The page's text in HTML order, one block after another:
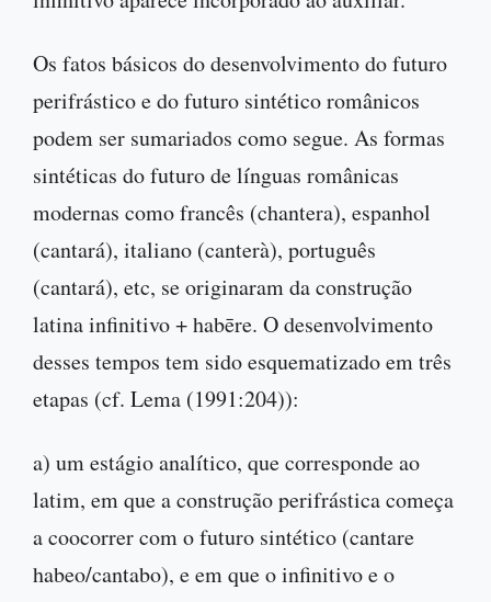
Os fatos básicos do desenvolvimento do futuro
perifrástico e do futuro sintético românicos
podem ser sumariados como segue. As formas
sintéticas do futuro de línguas românicas
modernas como francês (chantera), espanhol
(cantará), italiano (canterà), português
(cantará), etc, se originaram da construção
latina infinitivo + habēre. O desenvolvimento
desses tempos tem sido esquematizado em três
etapas (cf. Lema (1991:204)):
a) um estágio analítico, que corresponde ao
latim, em que a construção perifrástica começa
a coocorrer com o futuro sintético (cantare
habeo/cantabo), e em que o infinitivo e o